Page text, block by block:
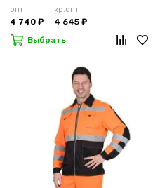
опт
4 740 ₽
кр.опт
4 645 ₽
Выбрать